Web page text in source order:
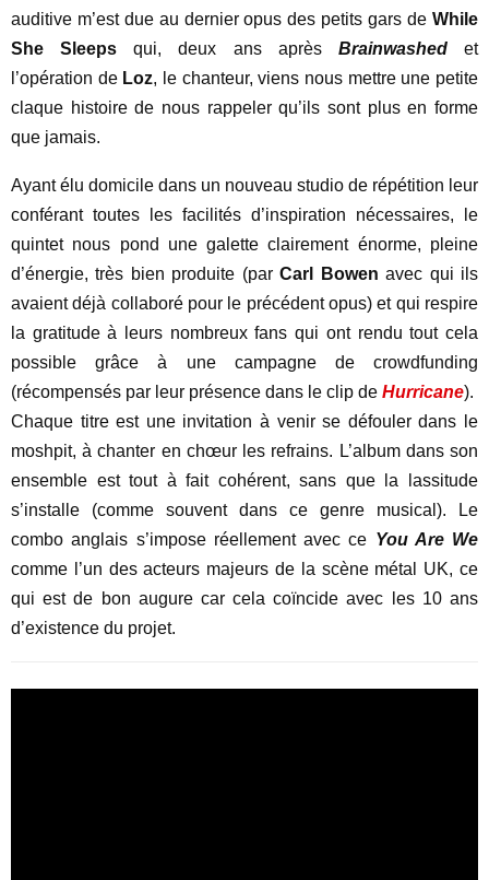
auditive m’est due au dernier opus des petits gars de While
She Sleepsqui, deux ans après Brainwashed
et
l’opération de Loz, le chanteur, viens nous mettre une petite
claque histoire de nous rappeler qu’ils sont plus en forme
que jamais.
Ayant élu domicile dans un nouveau studio de répétition leur
conférant toutes les facilités d’inspiration nécessaires, le
quintet nous pond une galette clairement énorme, pleine
d’énergie, très bien produite (parCarl Bowenavec qui ils
avaient déjà collaboré pour le précédent opus) et qui respire
la gratitude à leurs nombreux fans qui ont rendu tout cela
possible grâce à une campagne de crowdfunding
(récompensés par leur présence dans le clip de Hurricane).
Chaque titre est une invitation à venir se défouler dans le
moshpit, à chanter en chœur les refrains. L’album dans son
ensemble est tout à fait cohérent, sans que la lassitude
s’installe (comme souvent dans ce genre musical). Le
combo anglais s’impose réellement avec ce You Are We
comme l’un des acteurs majeurs de la scène métal UK, ce
qui est de bon augure car cela coïncide avec les 10 ans
d’existence du projet.